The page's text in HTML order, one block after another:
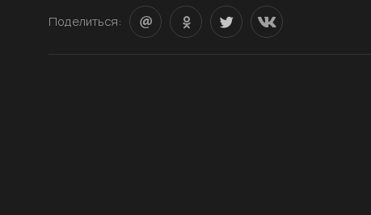
Поделиться: